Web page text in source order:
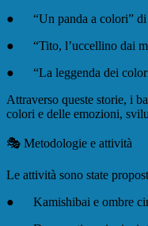
● “Un panda a colori” di
● “Tito, l’uccellino dai
● “La leggenda dei
Attraverso queste storie, i
colori e delle emozioni,
🎭 Metodologie e attività
Le attività sono state
● Kamishibai e ombre